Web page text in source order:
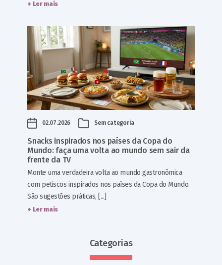
+ Ler mais
02.07.2026 Sem categoria
Snacks inspirados nos países da Copa do
Mundo: faça uma volta ao mundo sem sair da
frente da TV
Monte uma verdadeira volta ao mundo gastronômica
com petiscos inspirados nos países da Copa do Mundo.
São sugestões práticas, [...]
+ Ler mais
Categorias